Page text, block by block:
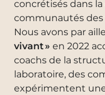
concrétisés dans
communautés
Nous avons par
vivant » en 2022
coachs de la
laboratoire, des
expérimentent